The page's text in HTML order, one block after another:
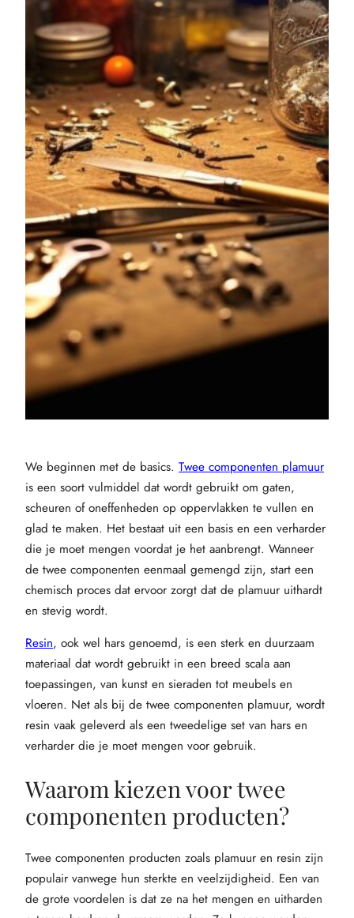
We beginnen met de basics. Twee componenten plamuur
is een soort vulmiddel dat wordt gebruikt om gaten,
scheuren of oneffenheden op oppervlakken te vullen en
glad te maken. Het bestaat uit een basis en een verharder
die je moet mengen voordat je het aanbrengt. Wanneer
de twee componenten eenmaal gemengd zijn, start een
chemisch proces dat ervoor zorgt dat de plamuur uithardt
en stevig wordt.
Resin, ook wel hars genoemd, is een sterk en duurzaam
materiaal dat wordt gebruikt in een breed scala aan
toepassingen, van kunst en sieraden tot meubels en
vloeren. Net als bij de twee componenten plamuur, wordt
resin vaak geleverd als een tweedelige set van hars en
verharder die je moet mengen voor gebruik.
Waarom kiezen voor twee
componenten producten?
Twee componenten producten zoals plamuur en resin zijn
populair vanwege hun sterkte en veelzijdigheid. Een van
de grote voordelen is dat ze na het mengen en uitharden